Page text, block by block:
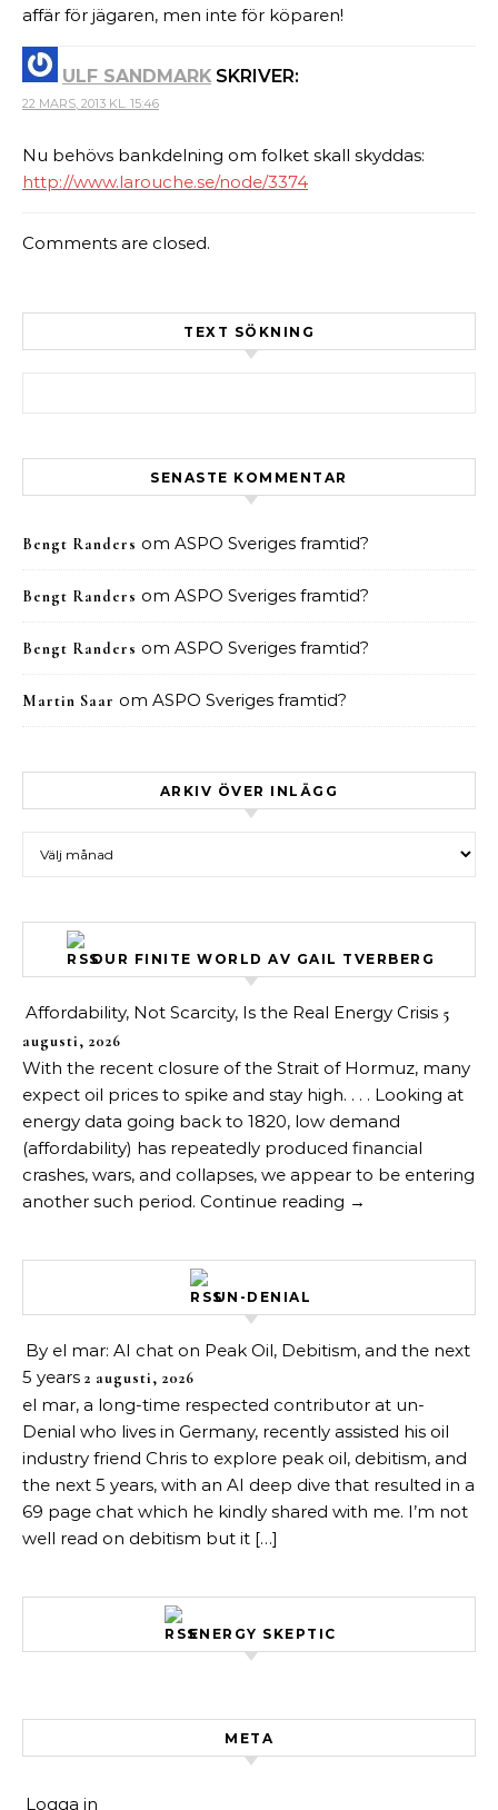
affär för jägaren, men inte för köparen!
ULF SANDMARK SKRIVER:
22 MARS, 2013 KL. 15:46
Nu behövs bankdelning om folket skall skyddas:
http://www.larouche.se/node/3374
Comments are closed.
TEXT SÖKNING
SENASTE KOMMENTAR
Bengt Randers om ASPO Sveriges framtid?
Bengt Randers om ASPO Sveriges framtid?
Bengt Randers om ASPO Sveriges framtid?
Martin Saar om ASPO Sveriges framtid?
ARKIV ÖVER INLÄGG
OUR FINITE WORLD AV GAIL TVERBERG
Affordability, Not Scarcity, Is the Real Energy Crisis 5
augusti, 2026
With the recent closure of the Strait of Hormuz, many
expect oil prices to spike and stay high. . . . Looking at
energy data going back to 1820, low demand
(affordability) has repeatedly produced financial
crashes, wars, and collapses, we appear to be entering
another such period. Continue reading →
UN-DENIAL
By el mar: AI chat on Peak Oil, Debitism, and the next
5 years 2 augusti, 2026
el mar, a long-time respected contributor at un-
Denial who lives in Germany, recently assisted his oil
industry friend Chris to explore peak oil, debitism, and
the next 5 years, with an AI deep dive that resulted in a
69 page chat which he kindly shared with me. I’m not
well read on debitism but it […]
ENERGY SKEPTIC
META
Logga in